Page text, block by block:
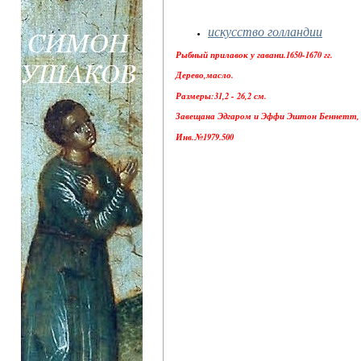
искусство голландии
Рыбный прилавок у гавани.1650-1670 гг.
Дерево,масло.
Размеры:31,2 - 26,2 см.
Завещана Эдгаром и Эффи Эштон Беннетт,
Инв.№1979.500